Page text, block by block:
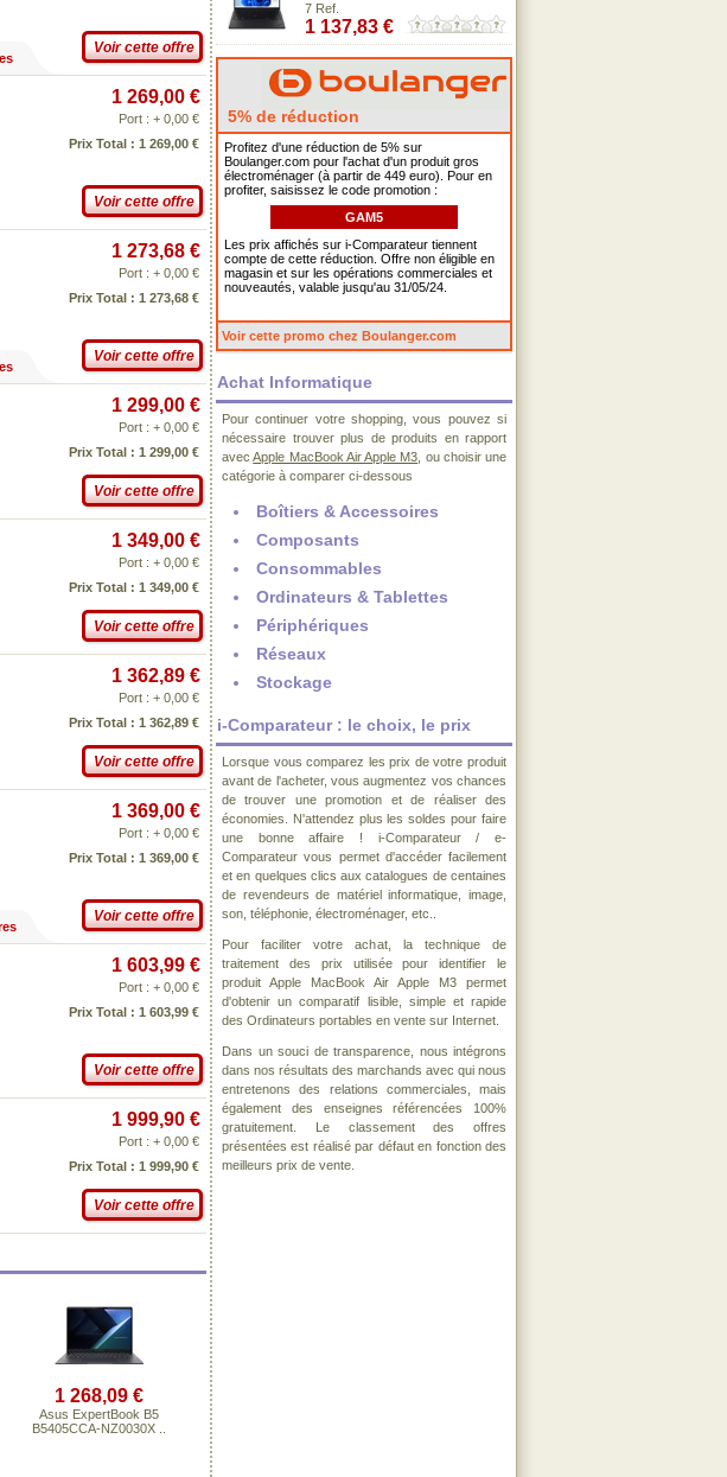
Voir cette offre
1 269,00 €
Port : + 0,00 €
Prix Total : 1 269,00 €
Voir cette offre
1 273,68 €
Port : + 0,00 €
Prix Total : 1 273,68 €
Voir cette offre
1 299,00 €
Port : + 0,00 €
Prix Total : 1 299,00 €
Voir cette offre
1 349,00 €
Port : + 0,00 €
Prix Total : 1 349,00 €
Voir cette offre
1 362,89 €
Port : + 0,00 €
Prix Total : 1 362,89 €
Voir cette offre
1 369,00 €
Port : + 0,00 €
Prix Total : 1 369,00 €
Voir cette offre
1 603,99 €
Port : + 0,00 €
Prix Total : 1 603,99 €
Voir cette offre
1 999,90 €
Port : + 0,00 €
Prix Total : 1 999,90 €
Voir cette offre
1 268,09 €
Asus ExpertBook B5
B5405CCA-NZ0030X ..
7 Ref.
1 137,83 €
5% de réduction
Profitez d'une réduction de 5% sur
Boulanger.com pour l'achat d'un produit gros
électroménager (à partir de 449 euro). Pour en
profiter, saisissez le code promotion :
GAM5
Les prix affichés sur i-Comparateur tiennent
compte de cette réduction. Offre non éligible en
magasin et sur les opérations commerciales et
nouveautés, valable jusqu'au 31/05/24.
Voir cette promo chez Boulanger.com
Achat Informatique
Pour continuer votre shopping, vous pouvez si
nécessaire trouver plus de produits en rapport
avecApple MacBook Air Apple M3 , ou choisir une
catégorie à comparer ci-dessous
Boîtiers & Accessoires
Composants
Consommables
Ordinateurs & Tablettes
Périphériques
Réseaux
Stockage
i-Comparateur : le choix, le prix
Lorsque vous comparez les prix de votre produit
avant de l'acheter, vous augmentez vos chances
de trouver une promotion et de réaliser des
économies. N'attendez plus les soldes pour faire
une bonne affaire ! i-Comparateur / e-
Comparateur vous permet d'accéder facilement
et en quelques clics aux catalogues de centaines
de revendeurs de matériel informatique, image,
son, téléphonie, électroménager, etc..
Pour faciliter votre achat, la technique de
traitement des prix utilisée pour identifier le
produit Apple MacBook Air Apple M3 permet
d'obtenir un comparatif lisible, simple et rapide
des Ordinateurs portables en vente sur Internet.
Dans un souci de transparence, nous intégrons
dans nos résultats des marchands avec qui nous
entretenons des relations commerciales, mais
également des enseignes référencées 100%
gratuitement. Le classement des offres
présentées est réalisé par défaut en fonction des
meilleurs prix de vente.